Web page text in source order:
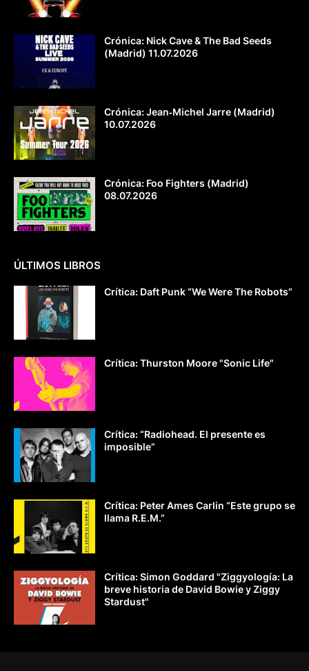
Crónica: Nick Cave & The Bad Seeds
(Madrid) 11.07.2026
Crónica: Jean‐Michel Jarre (Madrid)
10.07.2026
Crónica: Foo Fighters (Madrid)
08.07.2026
ÚLTIMOS LIBROS
Crítica: Daft Punk “We Were The Robots”
Crítica: Thurston Moore "Sonic Life"
Crítica: “Radiohead. El presente es
imposible”
Crítica: Peter Ames Carlin “Este grupo se
llama R.E.M.”
Crítica: Simon Goddard "Ziggyología: La
breve historia de David Bowie y Ziggy
Stardust"